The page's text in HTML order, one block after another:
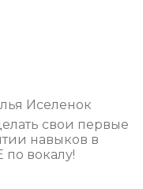
Иселенок
свои первые
навыков в
вокалу!